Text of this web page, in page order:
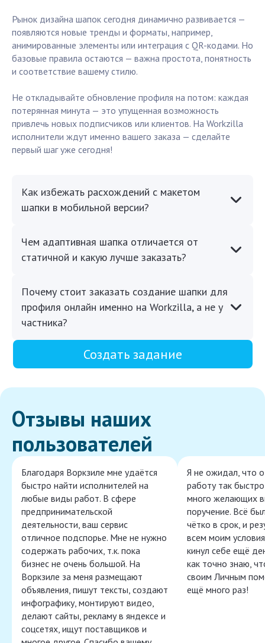
Рынок дизайна шапок сегодня динамично развивается —
появляются новые тренды и форматы, например,
анимированные элементы или интеграция с QR-кодами. Но
базовые правила остаются — важна простота, понятность
и соответствие вашему стилю.
Не откладывайте обновление профиля на потом: каждая
потерянная минута — это упущенная возможность
привлечь новых подписчиков или клиентов. На Workzilla
исполнители ждут именно вашего заказа — сделайте
первый шаг уже сегодня!
Как избежать расхождений с макетом
шапки в мобильной версии?
Чем адаптивная шапка отличается от
статичной и какую лучше заказать?
Почему стоит заказать создание шапки для
профиля онлайн именно на Workzilla, а не у
частника?
Создать задание
Отзывы наших
пользователей
Благодаря Воркзиле мне удаётся
быстро найти исполнителей на
любые виды работ. В сфере
предпринимательской
деятельности, ваш сервис
отличное подспорье. Мне не нужно
содержать рабочих, т.к. пока
бизнес не очень большой. На
Воркзиле за меня размещают
объявления, пишут тексты, создают
инфографику, монтируют видео,
делают сайты, рекламу в яндексе и
соцсетях, ищут поставщиков и
Я не ожидал, что
работу так
много желающих
поручение. Всё
чётко в срок, и
всем моим
кинул себе ещё
как точно знаю,
своим Личным
ещё много раз!